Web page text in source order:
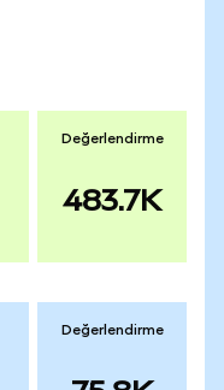
Değerlendirme
483.7K
Değerlendirme